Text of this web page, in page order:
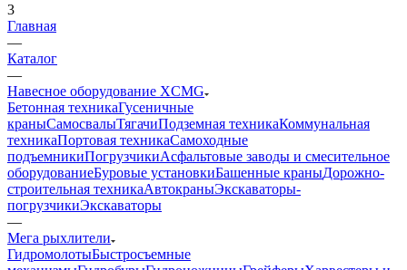
3
Главная
—
Каталог
—
Навесное оборудование XCMG
Бетонная техникаГусеничные
краныСамосвалыТягачиПодземная техникаКоммунальная
техникаПортовая техникаСамоходные
подъемникиПогрузчикиАсфальтовые заводы и смесительное
оборудованиеБуровые установкиБашенные краныДорожно-
строительная техникаАвтокраныЭкскаваторы-
погрузчикиЭкскаваторы
—
Мега рыхлители
ГидромолотыБыстросъемные